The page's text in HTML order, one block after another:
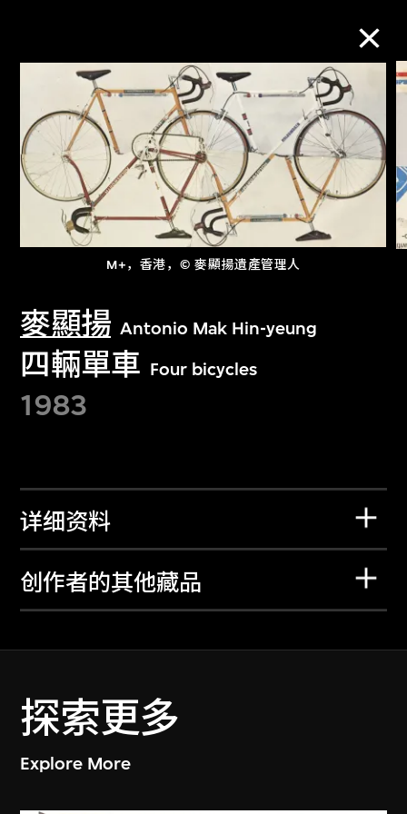
M+，香港，© 麥顯揚遺產管理人
麥顯揚 Antonio Mak Hin-yeung
四輛單車 Four bicycles
1983
详细资料
创作者的其他藏品
探索更多
Explore More
M+藏品
进一步筛选 搜索
探索世界顶级的二十及二十一世纪视觉
文化藏品。